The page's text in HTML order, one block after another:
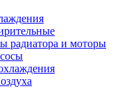
радиатора и моторы